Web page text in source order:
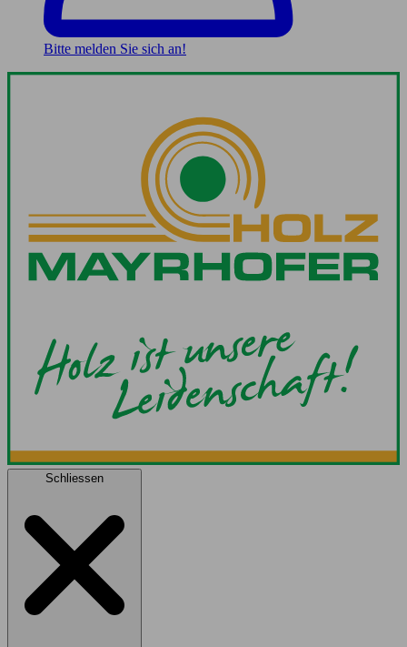
Bitte melden Sie sich an!
Schliessen